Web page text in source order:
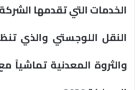
الخدمات التي تقدمها
النقل اللوجستي والذي
والثروة المعدنية